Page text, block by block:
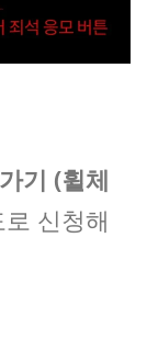
기 (휠체
신청해